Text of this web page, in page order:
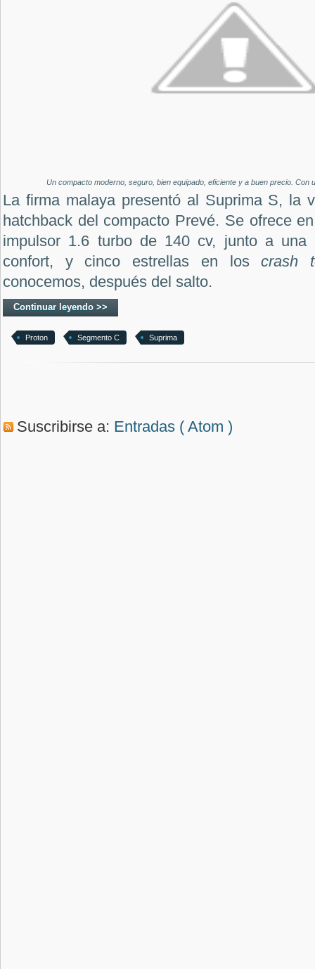
Un compacto moderno, seguro, bien equipado, eficiente y a buen precio. Con
La firma malaya presentó al Suprima S, la
hatchback del compacto Prevé. Se ofrece
impulsor 1.6 turbo de 140 cv, junto a una
confort, y cinco estrellas en loscrash
conocemos, después del salto.
Continuar leyendo >>
Proton Segmento C Suprima
Suscribirse a: Entradas ( Atom )